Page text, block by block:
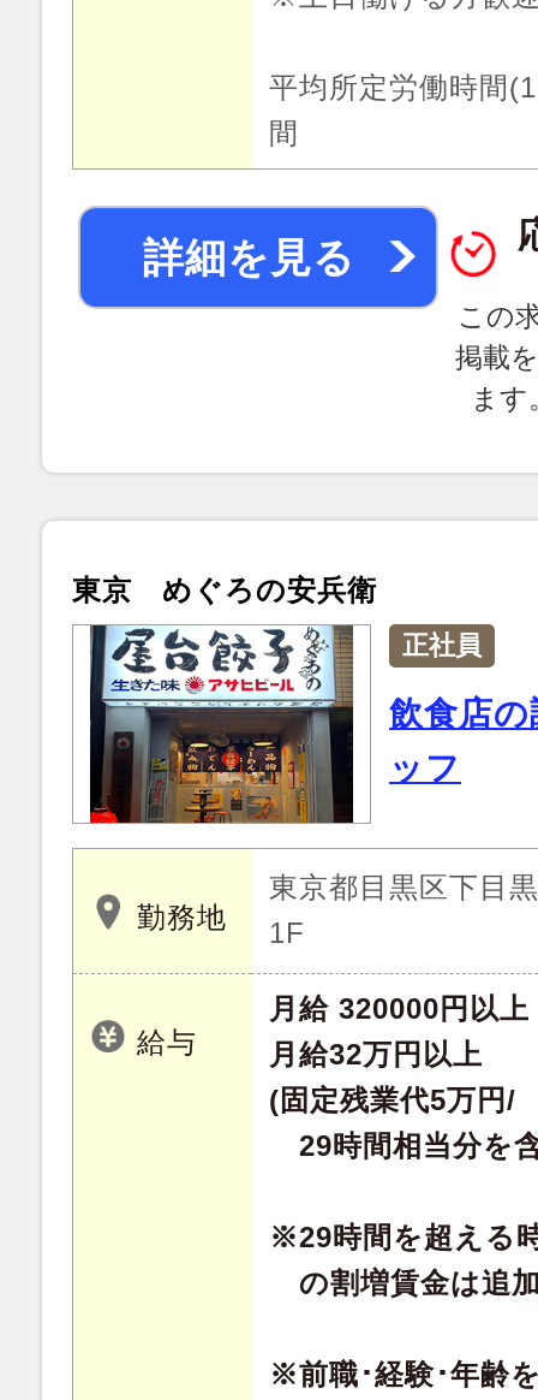
平均所定労働時間
間
詳細を見る
この
掲載
ま
東京 めぐろの安兵衛
正社員
飲食店
ッフ
勤務地
東京都目黒区下目
1F
給与
月給 320000円以上
月給32万円以上
(固定残業代5万円/
29時間相当分を
※29時間を超える
の割増賃金は追
※前職･経験･年齢